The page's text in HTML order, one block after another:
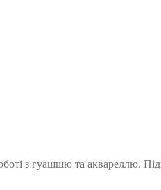
з гуашшю та аквареллю.